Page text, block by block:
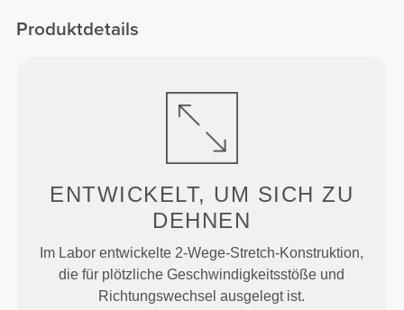
Produktdetails
ENTWICKELT, UM SICH ZU
DEHNEN
Im Labor entwickelte 2-Wege-Stretch-Konstruktion,
die für plötzliche Geschwindigkeitsstöße und
Richtungswechsel ausgelegt ist.